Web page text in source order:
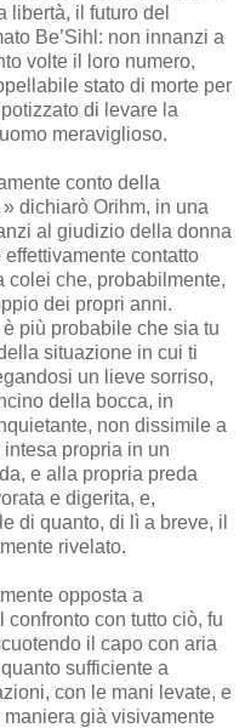
libertà, il futuro del
Be’Sihl: non innanzi a
volte il loro numero,
stato di morte per
di levare la
meraviglioso.
conto della
dichiarò Orihm, in una
al giudizio della donna
contatto
colei che, probabilmente,
dei propri anni.
più probabile che sia tu
situazione in cui ti
un lieve sorriso,
della bocca, in
non dissimile a
propria in un
e alla propria preda
e digerita, e,
di quanto, di lì a breve, il
rivelato.
opposta a
con tutto ciò, fu
il capo con aria
sufficiente a
con le mani levate, e
già visivamente